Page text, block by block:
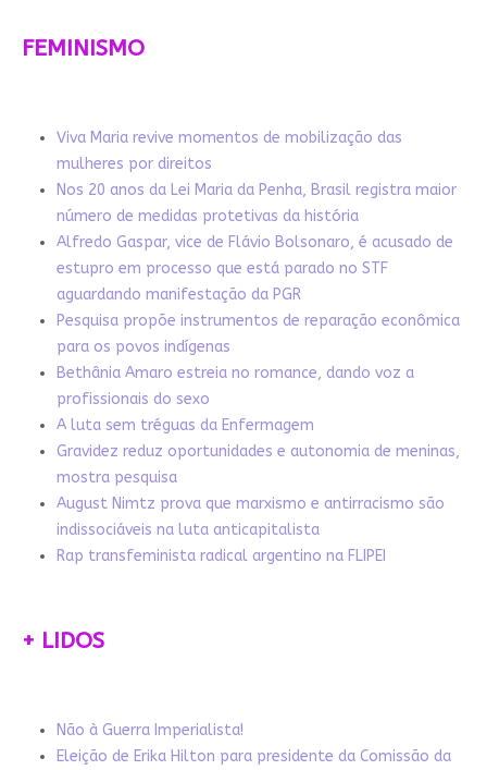
FEMINISMO
Viva Maria revive momentos de mobilização das
mulheres por direitos
Nos 20 anos da Lei Maria da Penha, Brasil registra maior
número de medidas protetivas da história
Alfredo Gaspar, vice de Flávio Bolsonaro, é acusado de
estupro em processo que está parado no STF
aguardando manifestação da PGR
Pesquisa propõe instrumentos de reparação econômica
para os povos indígenas
Bethânia Amaro estreia no romance, dando voz a
profissionais do sexo
A luta sem tréguas da Enfermagem
Gravidez reduz oportunidades e autonomia de meninas,
mostra pesquisa
August Nimtz prova que marxismo e antirracismo são
indissociáveis na luta anticapitalista
Rap transfeminista radical argentino na FLIPEI
+ LIDOS
Não à Guerra Imperialista!
Eleição de Erika Hilton para presidente da Comissão da